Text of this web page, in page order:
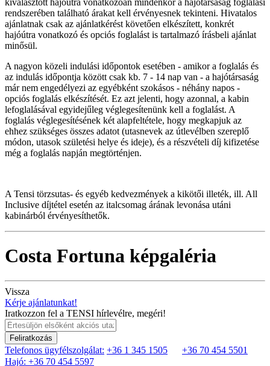
rendszerében található árakat kell érvényesnek tekinteni. Hivatalos
ajánlatnak csak az ajánlatkérést követően elkészített, konkrét
hajóútra vonatkozó és opciós foglalást is tartalmazó írásbeli ajánlat
minősül.
A nagyon közeli indulási időpontok esetében - amikor a foglalás és
az indulás időpontja között csak kb. 7 - 14 nap van - a hajótársaság
már nem engedélyezi az egyébként szokásos - néhány napos -
opciós foglalás elkészítését. Ez azt jelenti, hogy azonnal, a kabin
lefoglalásával egyidejűleg véglegesítenünk kell a foglalást. A
foglalás véglegesítésének két alapfeltétele, hogy megkapjuk az
ehhez szükséges összes adatot (utasnevek az útlevélben szereplő
módon, utasok születési helye és ideje), és a részvételi díj kifizetése
még a foglalás napján megtörténjen.
A Tensi törzsutas- és egyéb kedvezmények a kikötői illeték, ill. All
Inclusive díjtétel esetén az italcsomag árának levonása utáni
kabinárból érvényesíthetők.
Costa Fortuna képgaléria
Vissza
Kérje ajánlatunkat!
Iratkozzon fel a TENSI hírlevélre, megéri!
Feliratkozás
Telefonos ügyfélszolgálat: +36 1 345 1505
+36 70 454 5501
Hajó: +36 70 454 5597